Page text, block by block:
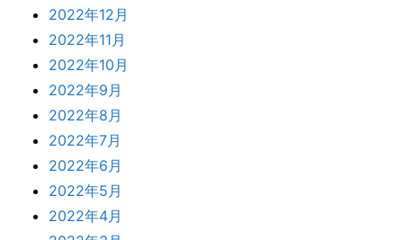
2022年12月
2022年11月
2022年10月
2022年9月
2022年8月
2022年7月
2022年6月
2022年5月
2022年4月